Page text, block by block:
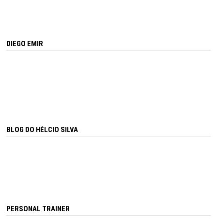
DIEGO EMIR
BLOG DO HÉLCIO SILVA
PERSONAL TRAINER